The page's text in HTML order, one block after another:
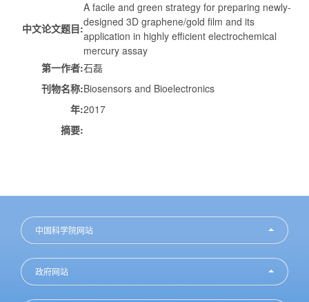
中文论文题目:
A facile and green strategy for preparing newly-
designed 3D graphene/gold film and its
application in highly efficient electrochemical
mercury assay
第一作者:石磊
刊物名称:Biosensors and Bioelectronics
年:2017
摘要:
中国科学院网站
政府网站